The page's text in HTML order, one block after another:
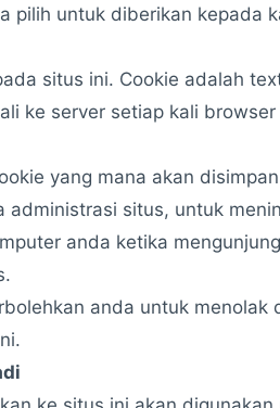
pilih untuk diberikan kepada
situs ini. Cookie adalah
ke server setiap kali
yang mana akan
situs, untuk
anda ketika
anda untuk